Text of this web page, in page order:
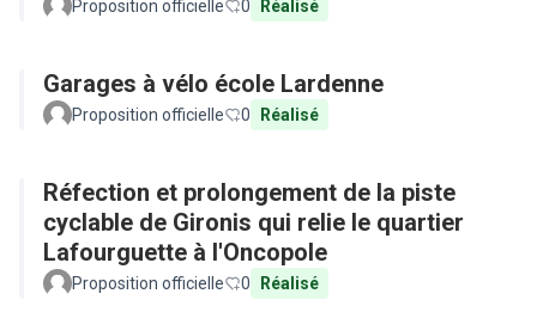
Proposition officielle 0 Réalisé
Garages à vélo école Lardenne
Proposition officielle 0 Réalisé
Réfection et prolongement de la piste
cyclable de Gironis qui relie le quartier
Lafourguette à l'Oncopole
Proposition officielle 0 Réalisé